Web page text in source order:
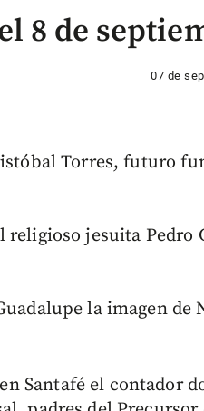
8 de
07 de
Torres, futuro
religioso jesuita Pedro
la imagen de
Santafé el contador